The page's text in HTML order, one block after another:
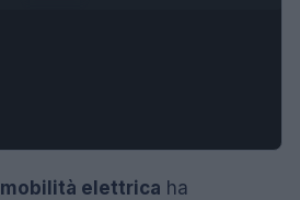
mobilità elettrica ha